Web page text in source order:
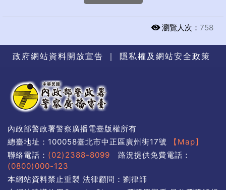
瀏覽人次： 758
政府網站資料開放宣告 ｜ 隱私權及網站安全政策
內政部警政署警察廣播電臺版權所有
總臺地址：100058臺北市中正區廣州街17號
【Map】
聯絡電話： (02)2388-8099 路況提供免費電話：
(0800)000-123
本網站資料禁止重製 法律顧問：劉律師